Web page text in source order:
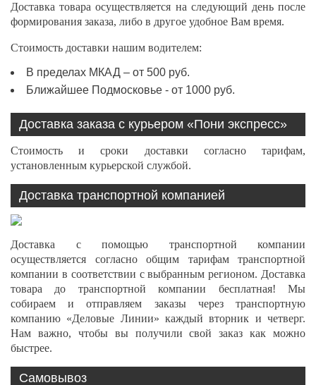
Доставка товара осуществляется на следующий день после
формирования заказа, либо в другое удобное Вам время.
Стоимость доставки нашим водителем:
В пределах МКАД – от 500 руб.
Ближайшее Подмосковье - от 1000 руб.
Доставка заказа с курьером «Пони экспресс»
Стоимость и сроки доставки согласно тарифам,
установленным курьерской службой.
Доставка транспортной компанией
Доставка с помощью транспортной компании
осуществляется согласно общим тарифам транспортной
компании в соответствии с выбранным регионом. Доставка
товара до транспортной компании бесплатная! Мы
собираем и отправляем заказы через транспортную
компанию «Деловые Линии» каждый вторник и четверг.
Нам важно, чтобы вы получили свой заказ как можно
быстрее.
Самовывоз